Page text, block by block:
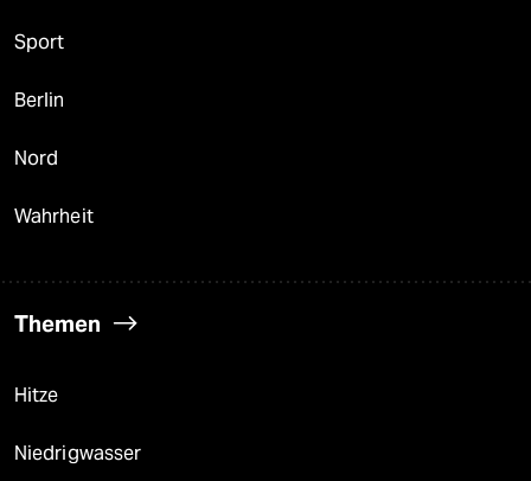
Sport
Berlin
Nord
Wahrheit
Themen
Hitze
Niedrigwasser